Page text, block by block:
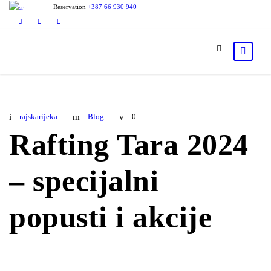
Reservation +387 66 930 940
rajskarijeka Blog 0
Rafting Tara 2024
– specijalni
popusti i akcije